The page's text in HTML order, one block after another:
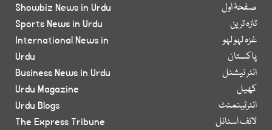
صفحۂ اول
تازہ ترین
غزہ لہو لہو
پاکستان
انٹر نیشنل
کھیل
انٹرٹینمنٹ
لائف اسٹائل
Showbiz News in Urdu
Sports News in Urdu
International News in
Urdu
Business News in Urdu
Urdu Magazine
Urdu Blogs
The Express Tribune